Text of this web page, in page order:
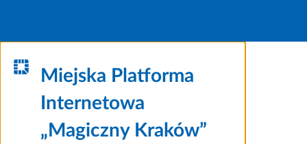
Miejska Platforma
Internetowa
„Magiczny Kraków”